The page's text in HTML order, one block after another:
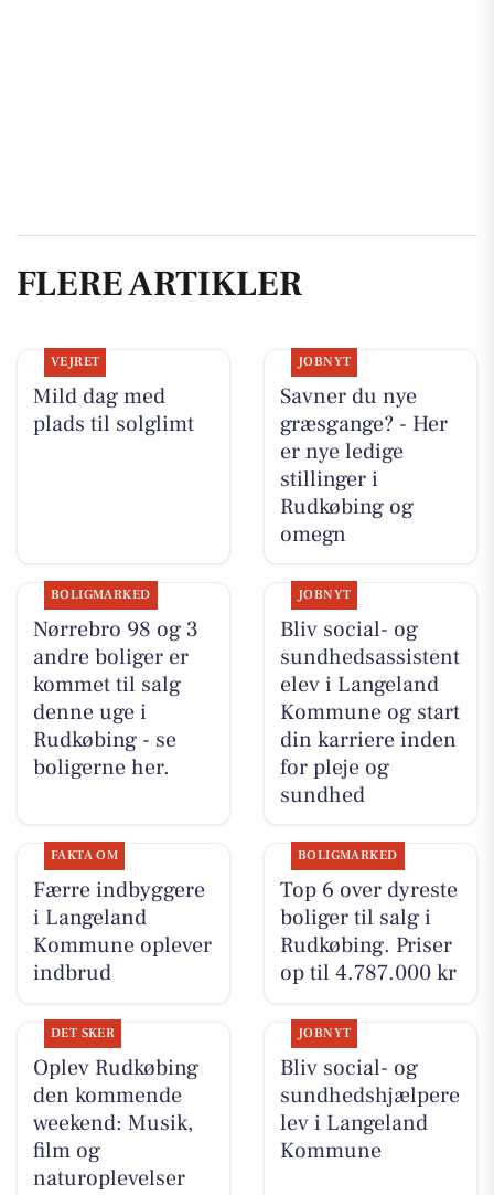
FLERE ARTIKLER
VEJRET
Mild dag med
plads til solglimt
JOBNYT
Savner du nye
græsgange? - Her
er nye ledige
stillinger i
Rudkøbing og
omegn
BOLIGMARKED
Nørrebro 98 og 3
andre boliger er
kommet til salg
denne uge i
Rudkøbing - se
boligerne her.
JOBNYT
Bliv social- og
sundhedsassistent
elev i Langeland
Kommune og start
din karriere inden
for pleje og
sundhed
FAKTA OM
Færre indbyggere
i Langeland
Kommune oplever
indbrud
BOLIGMARKED
Top 6 over dyreste
boliger til salg i
Rudkøbing. Priser
op til 4.787.000 kr
DET SKER
Oplev Rudkøbing
den kommende
weekend: Musik,
film og
naturoplevelser
JOBNYT
Bliv social- og
sundhedshjælpere
lev i Langeland
Kommune